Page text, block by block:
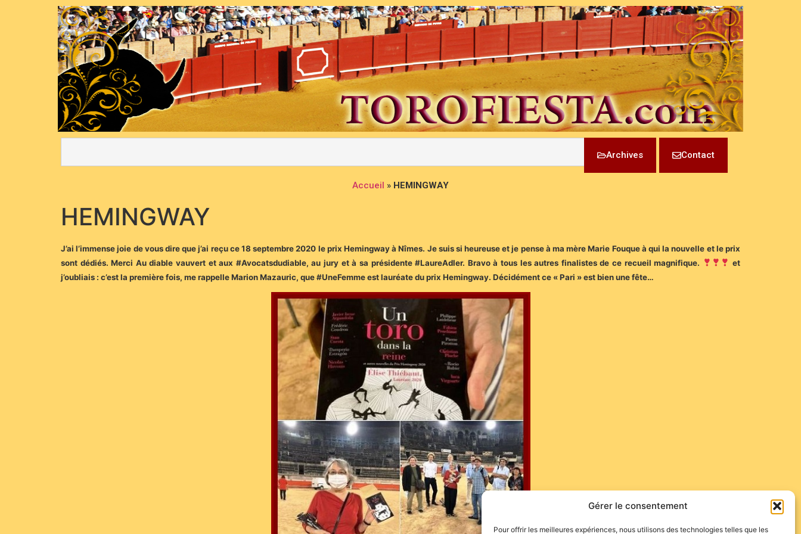
Gérer le consentement
Pour offrir les meilleures expériences, nous utilisons des technologies telles que les
Archives Contact
Accueil » HEMINGWAY
HEMINGWAY
J’ai l’immense joie de vous dire que j’ai reçu ce 18 septembre 2020 le prix Hemingway à Nîmes. Je suis si heureuse et je pense à ma mère Marie Fouque à qui la nouvelle et le prix
sont dédiés. Merci Au diable vauvert et aux #Avocatsdudiable, au jury et à sa présidente #LaureAdler. Bravo à tous les autres finalistes de ce recueil magnifique.
et
j’oubliais : c’est la première fois, me rappelle Marion Mazauric, que #UneFemme est lauréate du prix Hemingway. Décidément ce « Pari » est bien une fête…